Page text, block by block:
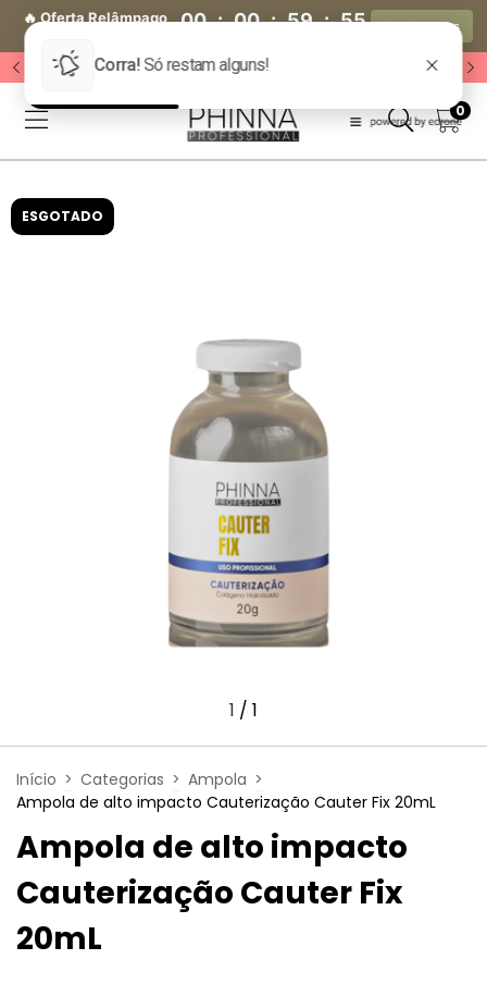
🔥 Oferta Relâmpago
00 : 00 : 59 : 55 Ver Produtos
🔥 Acesse o Grupo VIP 🔥
0
ESGOTADO
1 / 1
Início > Categorias > Ampola >
Ampola de alto impacto Cauterização Cauter Fix 20mL
Ampola de alto impacto
Cauterização Cauter Fix
20mL